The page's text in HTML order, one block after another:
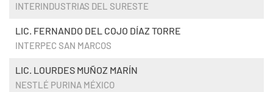
INTERINDUSTRIAS DEL SURESTE
LIC. FERNANDO DEL COJO DÍAZ TORRE
INTERPEC SAN MARCOS
LIC. LOURDES MUÑOZ MARÍN
NESTLÉ PURINA MÉXICO